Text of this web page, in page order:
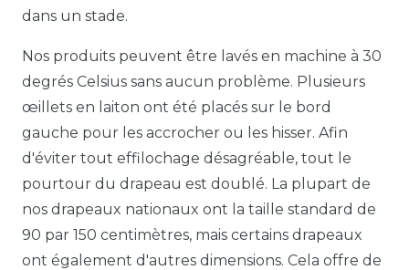
dans un stade.
Nos produits peuvent être lavés en machine à 30
degrés Celsius sans aucun problème. Plusieurs
œillets en laiton ont été placés sur le bord
gauche pour les accrocher ou les hisser. Afin
d'éviter tout effilochage désagréable, tout le
pourtour du drapeau est doublé. La plupart de
nos drapeaux nationaux ont la taille standard de
90 par 150 centimètres, mais certains drapeaux
ont également d'autres dimensions. Cela offre de